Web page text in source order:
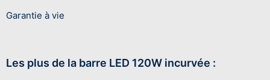
Garantie à vie
Les plus de la barre LED 120W incurvée :